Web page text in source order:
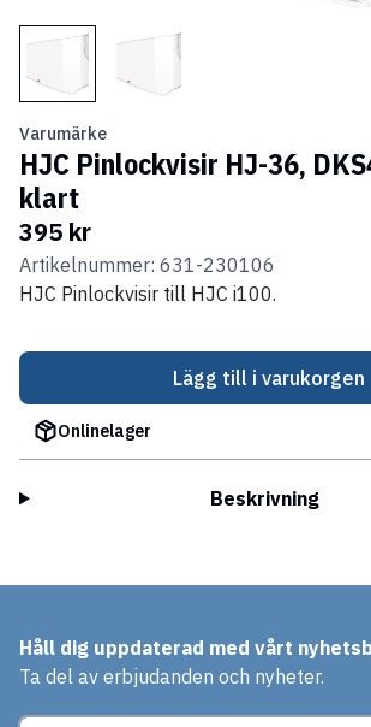
Varumärke
HJC Pinlockvisir HJ-36,
klart
395 kr
Artikelnummer: 631-230106
HJC Pinlockvisir till HJC i100.
Lägg till i varukorgen
Onlinelager
Beskrivning
Håll dig uppdaterad med vårt
Ta del av erbjudanden och nyheter.